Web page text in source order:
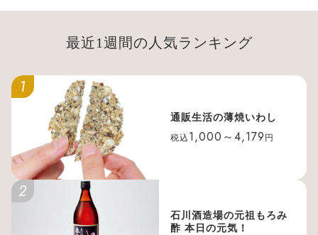
最近1週間の人気ランキング
1
通販生活の薄焼いわし
税込 1,000～4,179 円
2
石川酒造場の元祖もろみ
酢 本日の元気！